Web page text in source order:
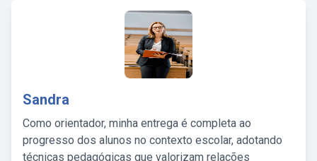
Sandra
Como orientador, minha entrega é completa ao
progresso dos alunos no contexto escolar, adotando
técnicas pedagógicas que valorizam relações